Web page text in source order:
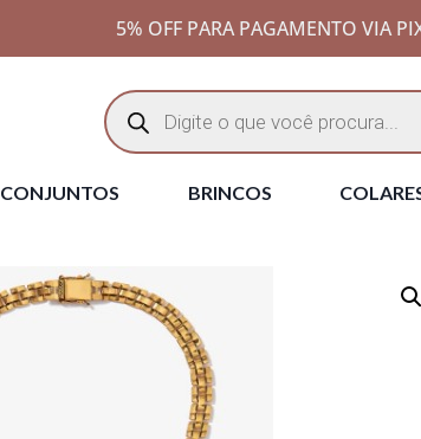
5% OFF PARA PAGAMENTO VIA
CONJUNTOS BRINCOS